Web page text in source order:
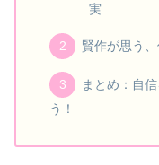
実
賢作が思う
まとめ：自
う！